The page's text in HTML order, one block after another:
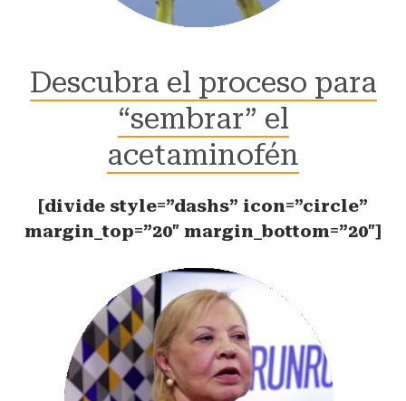
Descubra el proceso para
“sembrar” el
acetaminofén
[divide style=”dashs” icon=”circle”
margin_top=”20″ margin_bottom=”20″]